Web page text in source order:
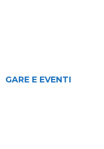
GARE E EVENTI